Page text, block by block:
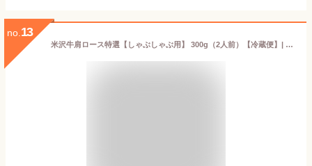
no. 13
米沢牛肩ロース特選【しゃぶしゃぶ用】 300g（2人前）【冷蔵便】| お歳暮 2025 和牛 ブランド牛 米沢牛 牛肉 黒毛和牛 松阪牛 近江牛 神戸牛 但馬牛 飛騨牛 山形牛 御贈答 ギフト プレゼント 内祝い 御祝